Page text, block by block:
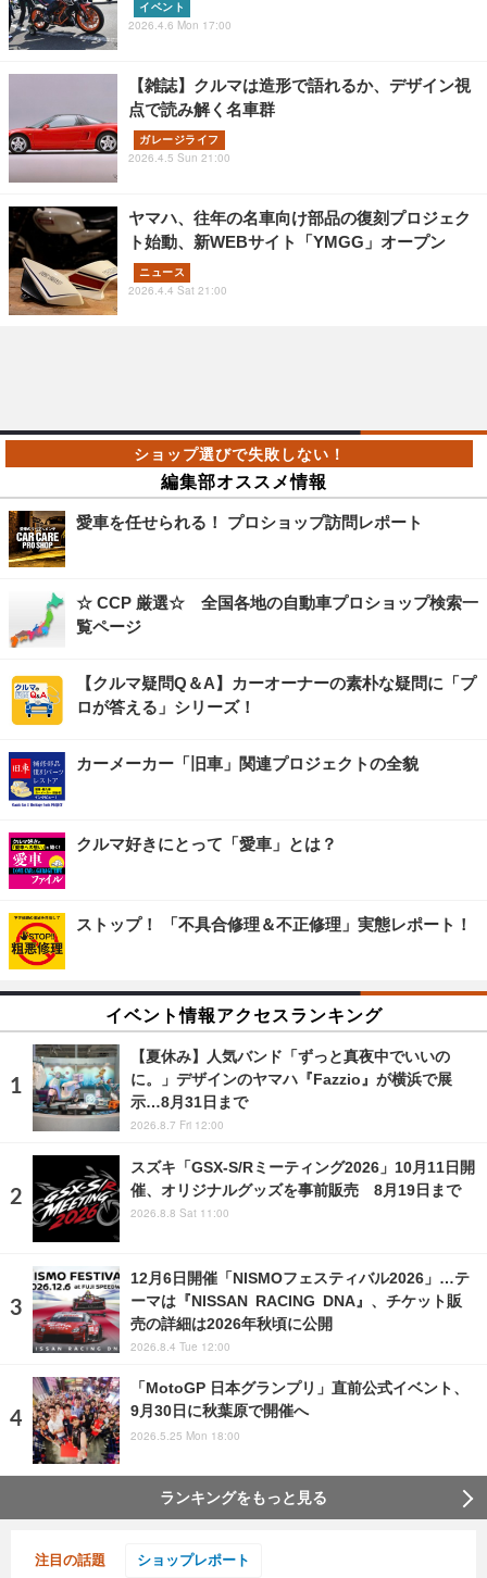
イベント
2026.4.6 Mon 17:00
【雑誌】クルマは造形で語れるか、デザイン視
点で読み解く名車群
ガレージライフ
2026.4.5 Sun 21:00
ヤマハ、往年の名車向け部品の復刻プロジェク
ト始動、新WEBサイト「YMGG」オープン
ニュース
2026.4.4 Sat 21:00
編集部オススメ情報
愛車を任せられる！ プロショップ訪問レポート
☆ CCP 厳選☆ 全国各地の自動車プロショップ検索一
覧ページ
【クルマ疑問Q＆A】カーオーナーの素朴な疑問に「プ
ロが答える」シリーズ！
カーメーカー「旧車」関連プロジェクトの全貌
クルマ好きにとって「愛車」とは？
ストップ！ 「不具合修理＆不正修理」実態レポート！
イベント情報アクセスランキング
【夏休み】人気バンド「ずっと真夜中でいいの
に。」デザインのヤマハ『Fazzio』が横浜で展
示…8月31日まで
2026.8.7 Fri 12:00
スズキ「GSX-S/Rミーティング2026」10月11日開
催、オリジナルグッズを事前販売 8月19日まで
2026.8.8 Sat 11:00
12月6日開催「NISMOフェスティバル2026」…テ
ーマは『NISSAN RACING DNA』、チケット販
売の詳細は2026年秋頃に公開
2026.8.4 Tue 12:00
「MotoGP 日本グランプリ」直前公式イベント、
9月30日に秋葉原で開催へ
2026.5.25 Mon 18:00
ランキングをもっと見る
注目の話題 ショップレポート